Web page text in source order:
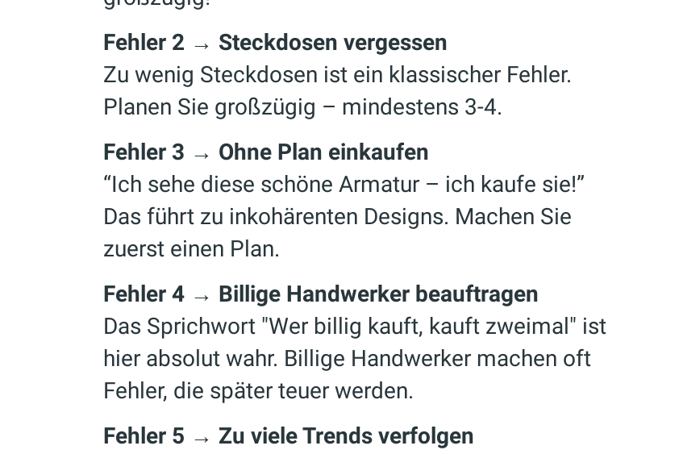
Fehler 2 → Steckdosen vergessen
Zu wenig Steckdosen ist ein klassischer Fehler.
Planen Sie großzügig – mindestens 3-4.
Fehler 3 → Ohne Plan einkaufen
“Ich sehe diese schöne Armatur – ich kaufe sie!”
Das führt zu inkohärenten Designs. Machen Sie
zuerst einen Plan.
Fehler 4 → Billige Handwerker beauftragen
Das Sprichwort "Wer billig kauft, kauft zweimal" ist
hier absolut wahr. Billige Handwerker machen oft
Fehler, die später teuer werden.
Fehler 5 → Zu viele Trends verfolgen